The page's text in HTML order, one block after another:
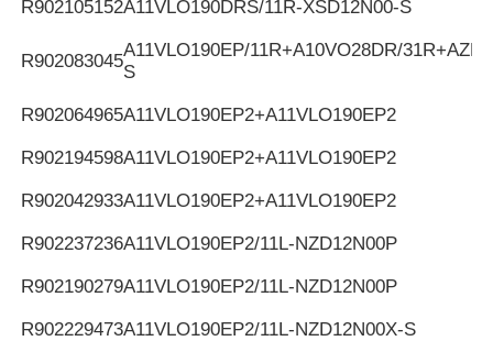
R902105152A11VLO190DRS/11R-XSD12N00-S
R902083045
A11VLO190EP/11R+A10VO28DR/
S
R902064965A11VLO190EP2+A11VLO190EP2
R902194598A11VLO190EP2+A11VLO190EP2
R902042933A11VLO190EP2+A11VLO190EP2
R902237236A11VLO190EP2/11L-NZD12N00P
R902190279A11VLO190EP2/11L-NZD12N00P
R902229473A11VLO190EP2/11L-NZD12N00X-S